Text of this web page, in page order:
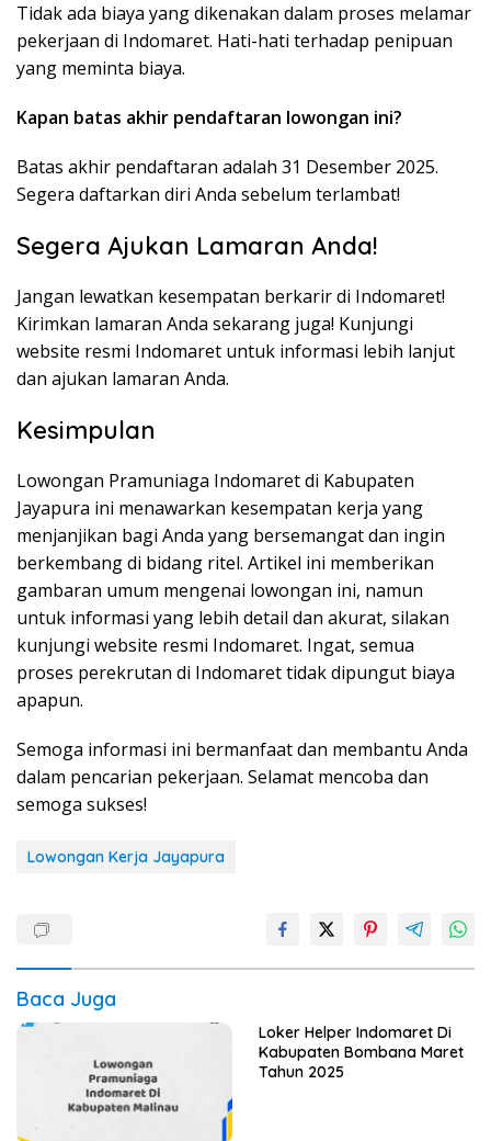
Tidak ada biaya yang dikenakan dalam proses melamar
pekerjaan di Indomaret. Hati-hati terhadap penipuan
yang meminta biaya.
Kapan batas akhir pendaftaran lowongan ini?
Batas akhir pendaftaran adalah 31 Desember 2025.
Segera daftarkan diri Anda sebelum terlambat!
Segera Ajukan Lamaran Anda!
Jangan lewatkan kesempatan berkarir di Indomaret!
Kirimkan lamaran Anda sekarang juga! Kunjungi
website resmi Indomaret untuk informasi lebih lanjut
dan ajukan lamaran Anda.
Kesimpulan
Lowongan Pramuniaga Indomaret di Kabupaten
Jayapura ini menawarkan kesempatan kerja yang
menjanjikan bagi Anda yang bersemangat dan ingin
berkembang di bidang ritel. Artikel ini memberikan
gambaran umum mengenai lowongan ini, namun
untuk informasi yang lebih detail dan akurat, silakan
kunjungi website resmi Indomaret. Ingat, semua
proses perekrutan di Indomaret tidak dipungut biaya
apapun.
Semoga informasi ini bermanfaat dan membantu Anda
dalam pencarian pekerjaan. Selamat mencoba dan
semoga sukses!
Lowongan Kerja Jayapura
Baca Juga
Loker Helper Indomaret Di
Kabupaten Bombana Maret
Tahun 2025